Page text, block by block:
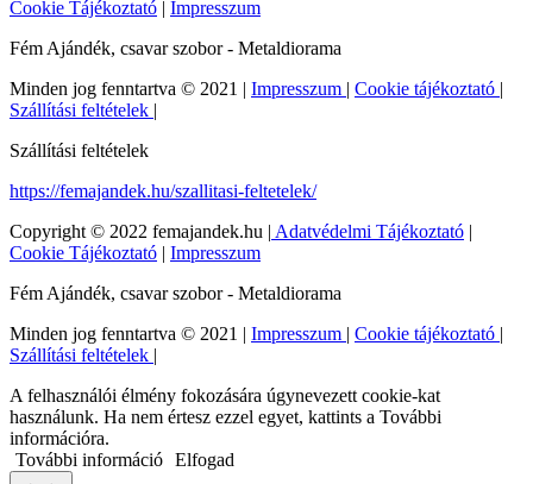
Cookie Tájékoztató | Impresszum
Fém Ajándék, csavar szobor - Metaldiorama
Minden jog fenntartva © 2021 | Impresszum | Cookie tájékoztató |
Szállítási feltételek |
Szállítási feltételek
https://femajandek.hu/szallitasi-feltetelek/
Copyright © 2022 femajandek.hu | Adatvédelmi Tájékoztató |
Cookie Tájékoztató | Impresszum
Fém Ajándék, csavar szobor - Metaldiorama
Minden jog fenntartva © 2021 | Impresszum | Cookie tájékoztató |
Szállítási feltételek |
A felhasználói élmény fokozására úgynevezett cookie-kat
használunk. Ha nem értesz ezzel egyet, kattints a További
információra.
További információ Elfogad